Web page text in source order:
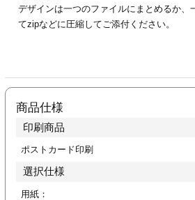
ー印刷
デザインは一つのファイルにまとめるか、
てzipなどに圧縮してご添付ください。
商品仕様
印刷商品
ポストカード印刷
選択仕様
用紙：